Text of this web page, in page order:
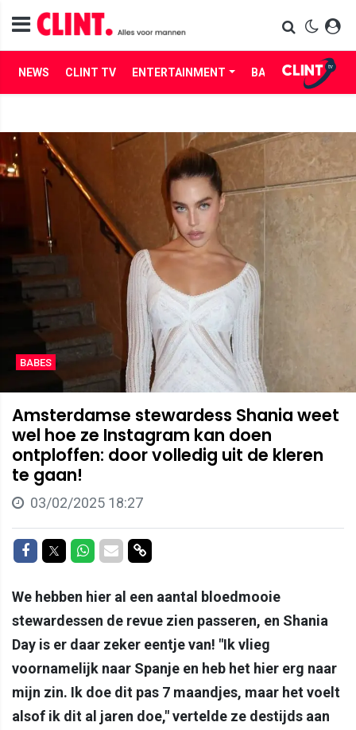
NEWS CLINT TV ENTERTAINMENT BABES LIFE
BABES
Amsterdamse stewardess Shania weet
wel hoe ze Instagram kan doen
ontploffen: door volledig uit de kleren
te gaan!
03/02/2025 18:27
Delen op Facebook
Delen op Twitter
Delen op Whatsapp
Delen via Mail
Delen via link
We hebben hier al een aantal bloedmooie
stewardessen de revue zien passeren, en Shania
Day is er daar zeker eentje van! "Ik vlieg
voornamelijk naar Spanje en heb het hier erg naar
mijn zin. Ik doe dit pas 7 maandjes, maar het voelt
alsof ik dit al jaren doe," vertelde ze destijds aan